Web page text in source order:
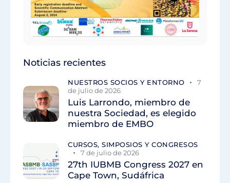
Noticias recientes
NUESTROS SOCIOS Y ENTORNO
7
de julio de 2026
Luis Larrondo, miembro de
nuestra Sociedad, es elegido
miembro de EMBO
CURSOS, SIMPOSIOS Y CONGRESOS
7 de julio de 2026
27th IUBMB Congress 2027 en
Cape Town, Sudáfrica